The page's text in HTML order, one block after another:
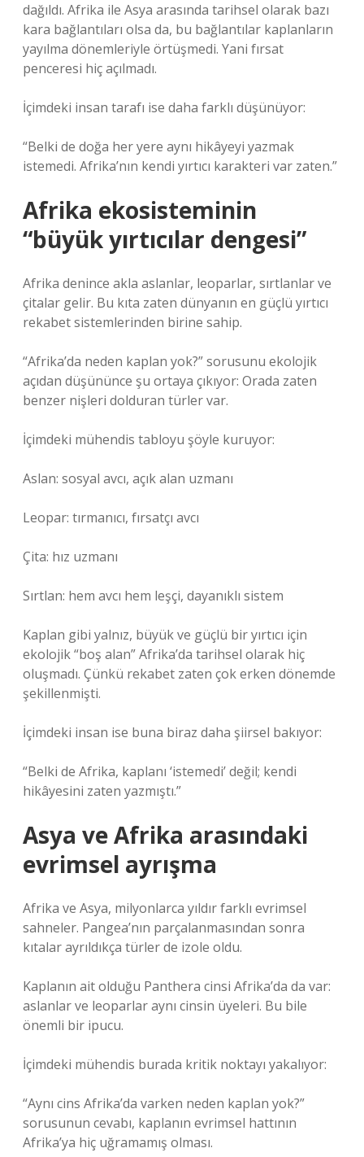
dağıldı. Afrika ile Asya arasında tarihsel olarak bazı
kara bağlantıları olsa da, bu bağlantılar kaplanların
yayılma dönemleriyle örtüşmedi. Yani fırsat
penceresi hiç açılmadı.
İçimdeki insan tarafı ise daha farklı düşünüyor:
“Belki de doğa her yere aynı hikâyeyi yazmak
istemedi. Afrika’nın kendi yırtıcı karakteri var zaten.”
Afrika ekosisteminin
“büyük yırtıcılar dengesi”
Afrika denince akla aslanlar, leoparlar, sırtlanlar ve
çitalar gelir. Bu kıta zaten dünyanın en güçlü yırtıcı
rekabet sistemlerinden birine sahip.
“Afrika’da neden kaplan yok?” sorusunu ekolojik
açıdan düşününce şu ortaya çıkıyor: Orada zaten
benzer nişleri dolduran türler var.
İçimdeki mühendis tabloyu şöyle kuruyor:
Aslan: sosyal avcı, açık alan uzmanı
Leopar: tırmanıcı, fırsatçı avcı
Çita: hız uzmanı
Sırtlan: hem avcı hem leşçi, dayanıklı sistem
Kaplan gibi yalnız, büyük ve güçlü bir yırtıcı için
ekolojik “boş alan” Afrika’da tarihsel olarak hiç
oluşmadı. Çünkü rekabet zaten çok erken dönemde
şekillenmişti.
İçimdeki insan ise buna biraz daha şiirsel bakıyor:
“Belki de Afrika, kaplanı ‘istemedi’ değil; kendi
hikâyesini zaten yazmıştı.”
Asya ve Afrika arasındaki
evrimsel ayrışma
Afrika ve Asya, milyonlarca yıldır farklı evrimsel
sahneler. Pangea’nın parçalanmasından sonra
kıtalar ayrıldıkça türler de izole oldu.
Kaplanın ait olduğu Panthera cinsi Afrika’da da var:
aslanlar ve leoparlar aynı cinsin üyeleri. Bu bile
önemli bir ipucu.
İçimdeki mühendis burada kritik noktayı yakalıyor:
“Aynı cins Afrika’da varken neden kaplan yok?”
sorusunun cevabı, kaplanın evrimsel hattının
Afrika’ya hiç uğramamış olması.